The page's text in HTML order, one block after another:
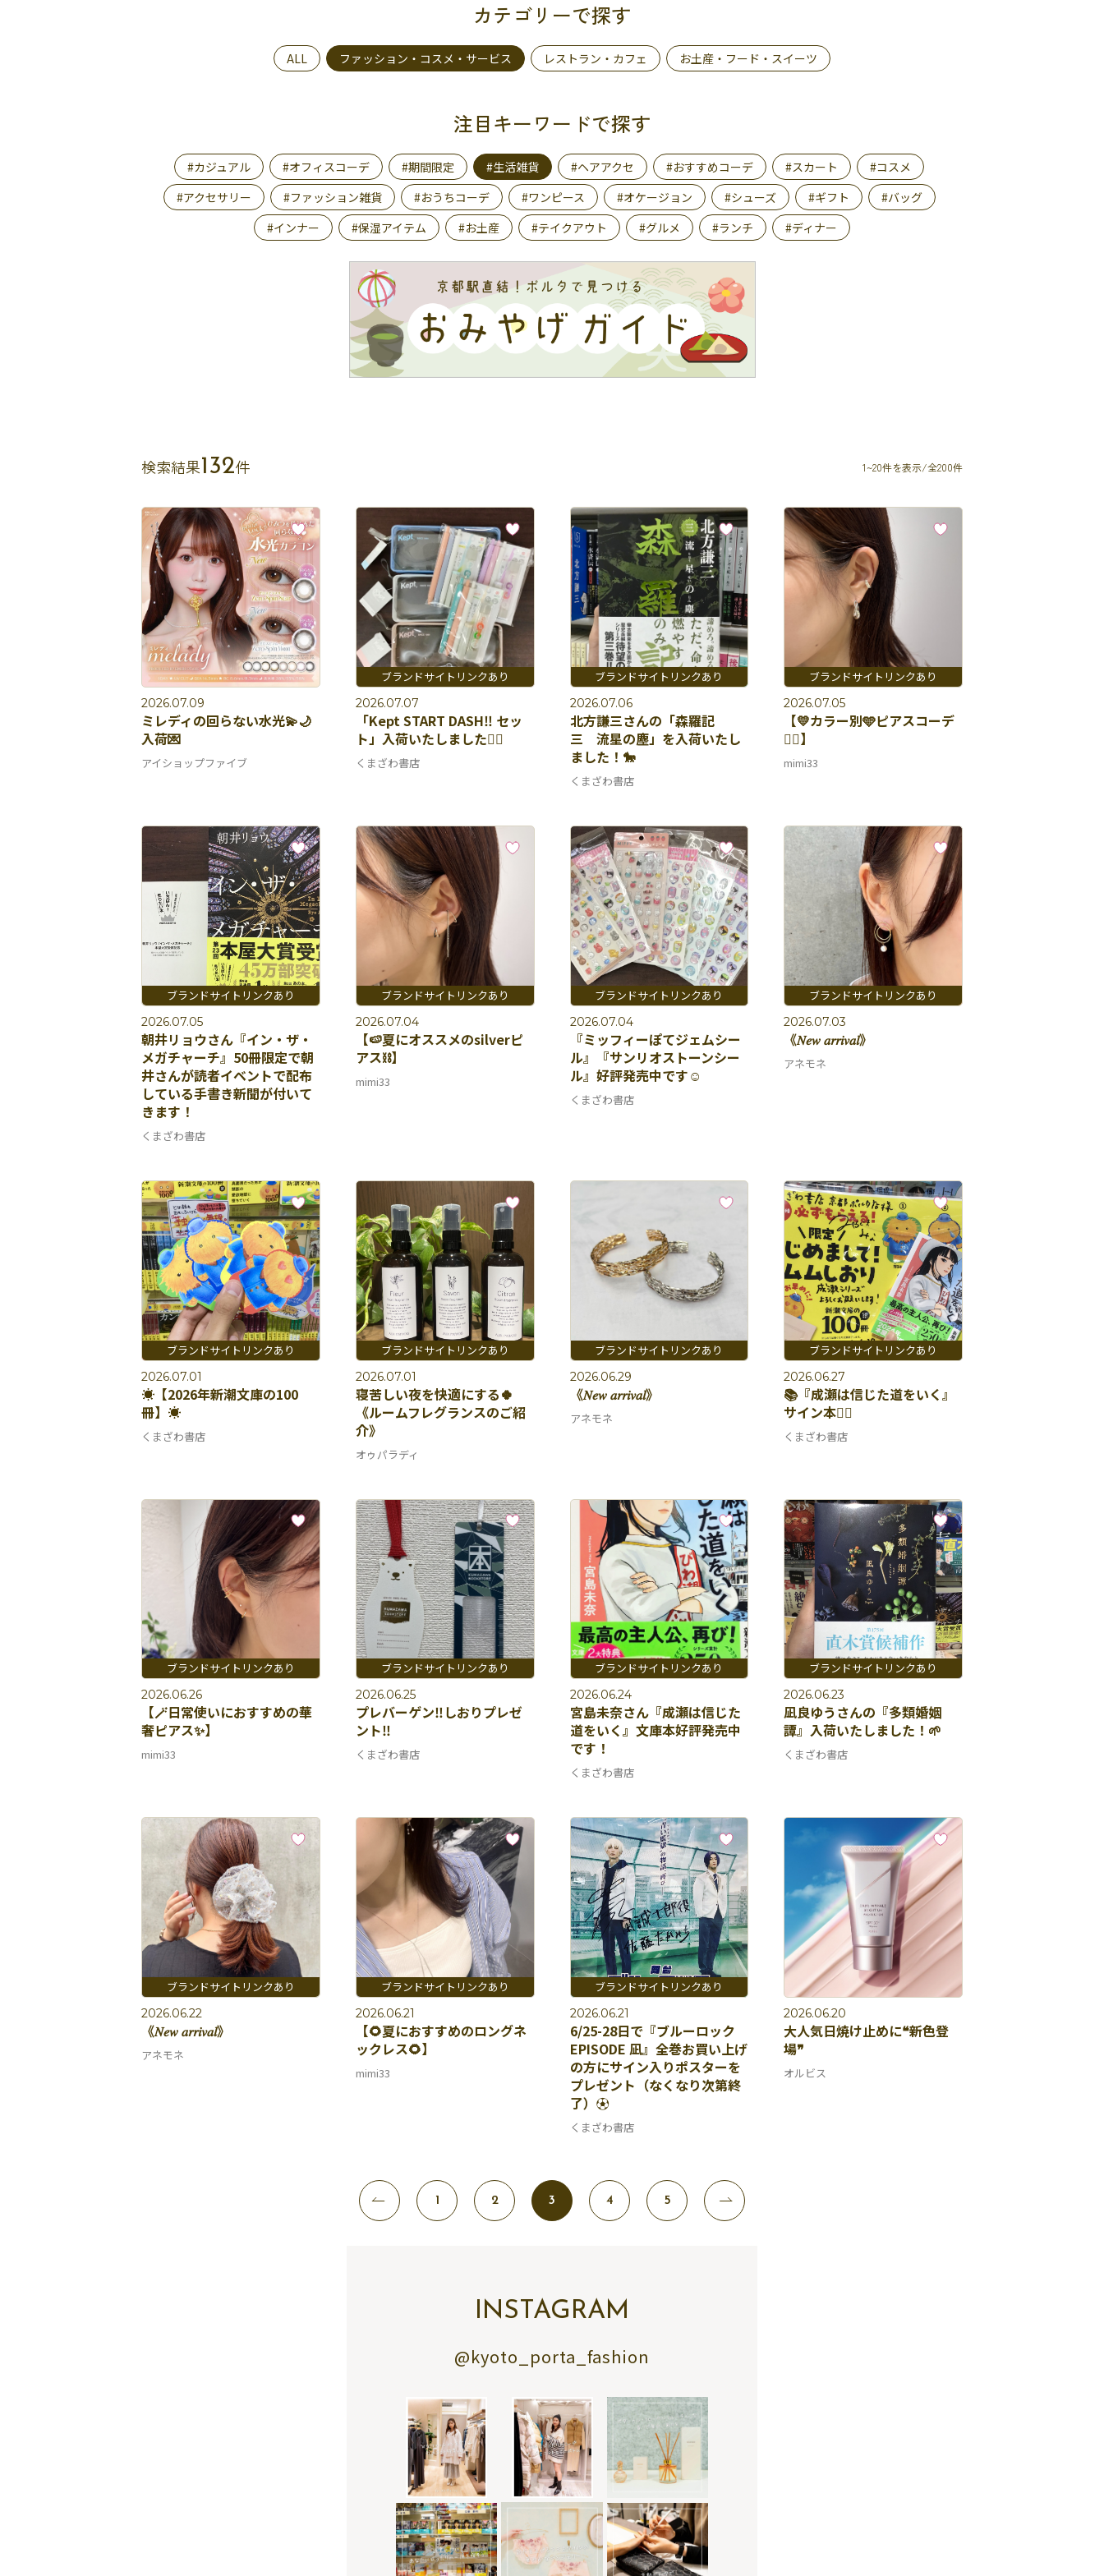
カテゴリーで探す
ALL ファッション・コスメ・サービス レストラン・カフェ お土産・フード・スイーツ
注目キーワードで探す
#カジュアル #オフィスコーデ #期間限定 #生活雑貨 #ヘアアクセ #おすすめコーデ #スカート
#コスメ
#アクセサリー
#ファッション雑貨 #おうちコーデ #ワンピース #オケージョン #シューズ #ギフト
#バッグ
#インナー
#保湿アイテム #お土産 #テイクアウト #グルメ #ランチ #ディナー
検索結果132件 1~20件を表示/全200件
2026.07.09
ミレディの回らない水光💫🌙
入荷💌
アイショップファイブ
2026.07.07
「Kept START DASH‼︎ セッ
ト」入荷いたしました🏃‍♀️
くまざわ書店
2026.07.06
北方謙三さんの「森羅記
三 流星の塵」を入荷いたし
ました！🐎
くまざわ書店
2026.07.05
【💛カラー別🩵ピアスコーデ
👂🏻】
mimi33
2026.07.05
朝井リョウさん『イン・ザ・
メガチャーチ』50冊限定で朝
井さんが読者イベントで配布
している手書き新聞が付いて
きます！
くまざわ書店
2026.07.04
【🍉夏にオススメのsilverピ
アス⛓️】
mimi33
2026.07.04
『ミッフィーぽてジェムシー
ル』『サンリオストーンシー
ル』好評発売中です☺️
くまざわ書店
2026.07.03
《𝑁𝑒𝑤 𝑎𝑟𝑟𝑖𝑣𝑎𝑙》
アネモネ
2026.07.01
☀️【2026年新潮文庫の100
冊】☀️
くまざわ書店
2026.07.01
寝苦しい夜を快適にする🍀
《ルームフレグランスのご紹
介》
オゥパラディ
2026.06.29
《𝑁𝑒𝑤 𝑎𝑟𝑟𝑖𝑣𝑎𝑙》
アネモネ
2026.06.27
📚『成瀬は信じた道をいく』
サイン本✍🏻
くまざわ書店
2026.06.26
【🪄日常使いにおすすめの華
奢ピアス✨】
mimi33
2026.06.25
プレバーゲン‼️しおりプレゼ
ント‼️
くまざわ書店
2026.06.24
宮島未奈さん『成瀬は信じた
道をいく』文庫本好評発売中
です！
くまざわ書店
2026.06.23
凪良ゆうさんの『多類婚姻
譚』入荷いたしました！🌱
くまざわ書店
2026.06.22
《𝑁𝑒𝑤 𝑎𝑟𝑟𝑖𝑣𝑎𝑙》
アネモネ
2026.06.21
【🌻夏におすすめのロングネ
ックレス🌻】
mimi33
2026.06.21
6/25-28日で『ブルーロック
EPISODE 凪』全巻お買い上げ
の方にサイン⼊りポスターを
プレゼント（なくなり次第終
了）⚽️
くまざわ書店
2026.06.20
大人気日焼け止めに❝新色登
場❞
オルビス
1 2 3 4 5
INSTAGRAM
@kyoto_porta_fashion